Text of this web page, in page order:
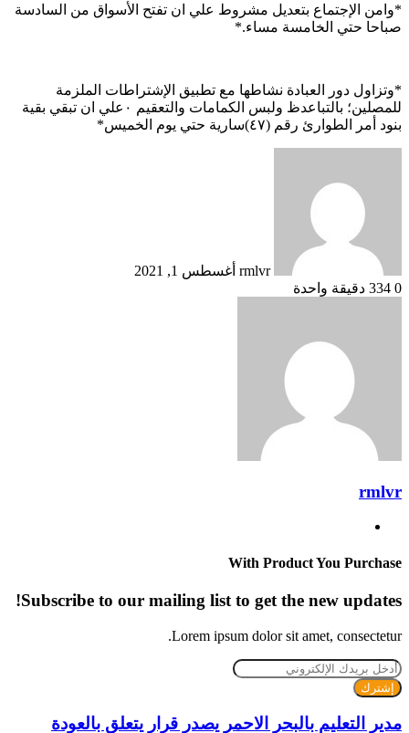
*وامن الإجتماع بتعديل مشروط علي ان تفتح الأسواق من السادسة
صباحا حتي الخامسة مساء.*
*وتزاول دور العبادة نشاطها مع تطبيق الإشتراطات الملزمة
للمصلين؛ بالتباعدظ ولبس الكمامات والتعقيم ٠علي ان تبقي بقية
بنود أمر الطوارئ رقم (٤٧)سارية حتي يوم الخميس*
rmlvr أغسطس 1, 2021
0
دقيقة واحدة
rmlvr
With Product You Purchase
Subscribe to our mailing list to get the new updates!
Lorem ipsum dolor sit amet, consectetur.
أدخل
بريدك
الإلكتروني
مدير التعليم بالبحر الاحمر يصدر قرار يتعلق بالعودة